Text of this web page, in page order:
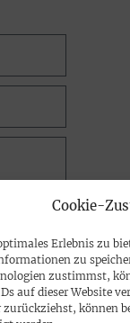
Cookie-
Erlebnis zu
zu
zustimmst,
auf dieser Website
zurückziehst, können